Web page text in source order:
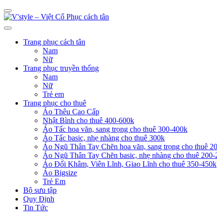
Trang phục cách tân
Nam
Nữ
Trang phục truyền thống
Nam
Nữ
Trẻ em
Trang phục cho thuê
Áo Thêu Cao Cấp
Nhật Bình cho thuê 400-600k
Áo Tấc hoa văn, sang trọng cho thuê 300-400k
Áo Tấc basic, nhẹ nhàng cho thuê 300k
Áo Ngũ Thân Tay Chẽn hoa văn, sang trọng cho thuê
Áo Ngũ Thân Tay Chẽn basic, nhẹ nhàng cho thuê
Áo Đối Khâm, Viên Lĩnh, Giao Lĩnh cho thuê 350-450k
Áo Bigsize
Trẻ Em
Bộ sưu tập
Quy Định
Tin Tức